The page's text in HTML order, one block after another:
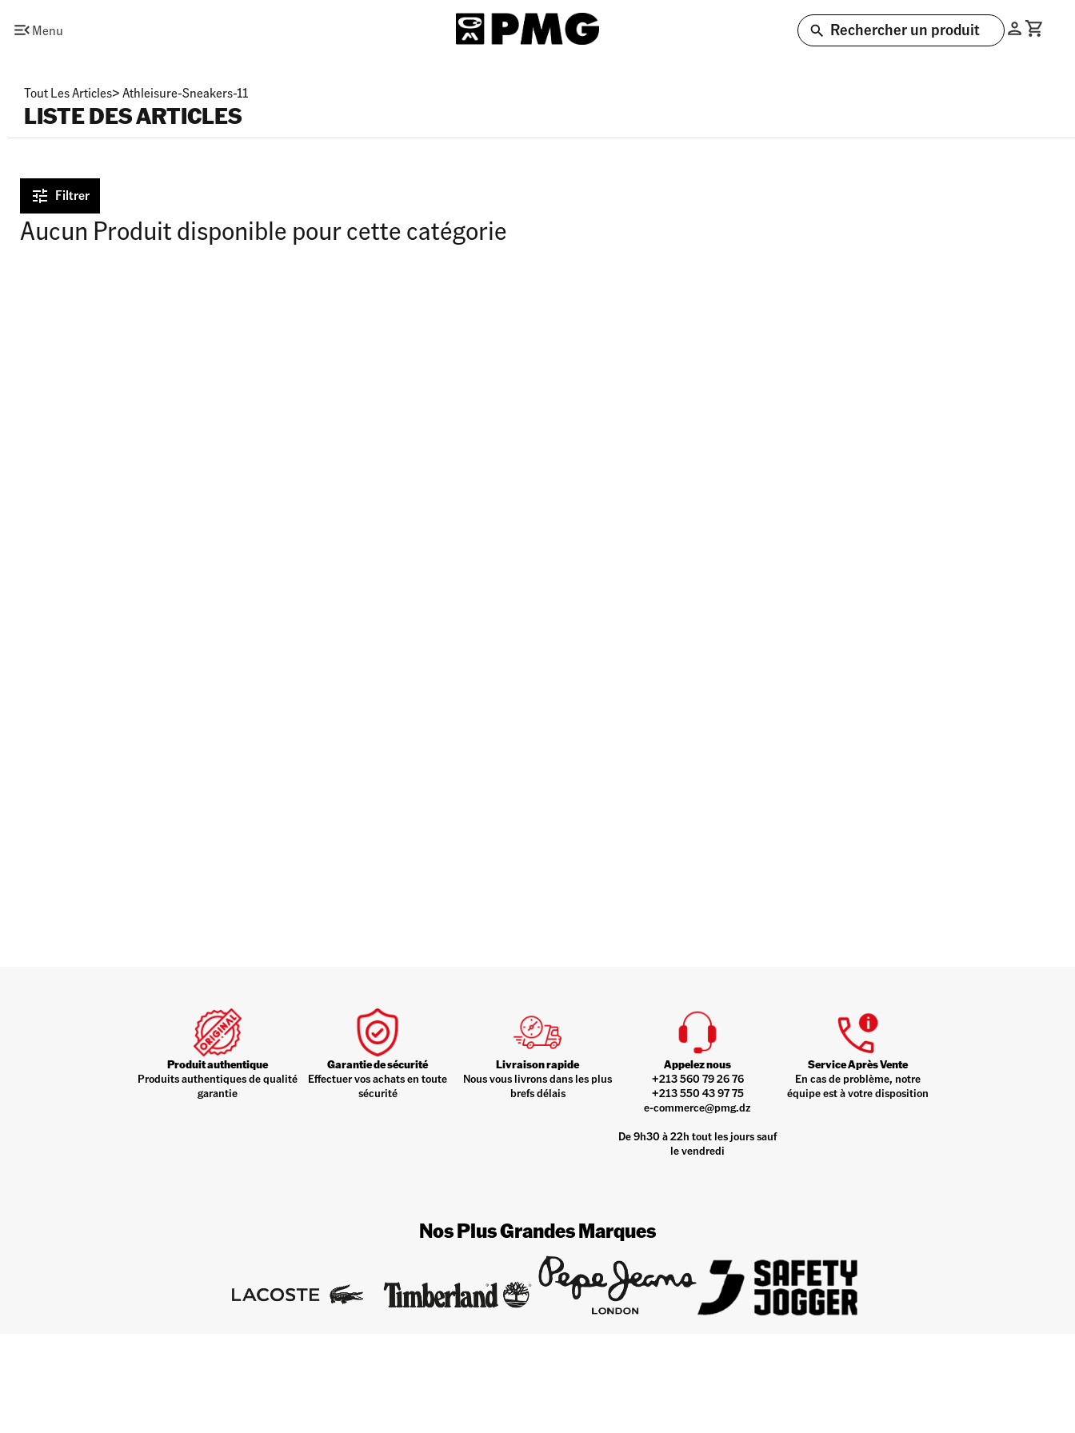
Menu Rechercher un produit
Tout Les Articles>Athleisure-Sneakers-11
LISTE DES ARTICLES
Filtrer
Aucun Produit disponible pour cette catégorie
Produit authentique
Produits authentiques de qualité
garantie
Garantie de sécurité
Effectuer vos achats en toute
sécurité
Livraison rapide
Nous vous livrons dans les plus
brefs délais
Appelez nous
+213 560 79 26 76
+213 550 43 97 75
e-commerce@pmg.dz
De 9h30 à 22h tout les jours sauf
le vendredi
Service Après Vente
En cas de problème, notre
équipe est à votre disposition
Nos Plus Grandes Marques